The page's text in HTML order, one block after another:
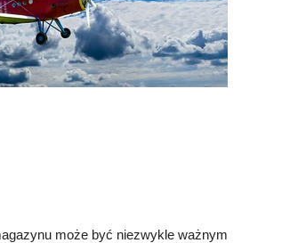
może być niezwykle ważnym